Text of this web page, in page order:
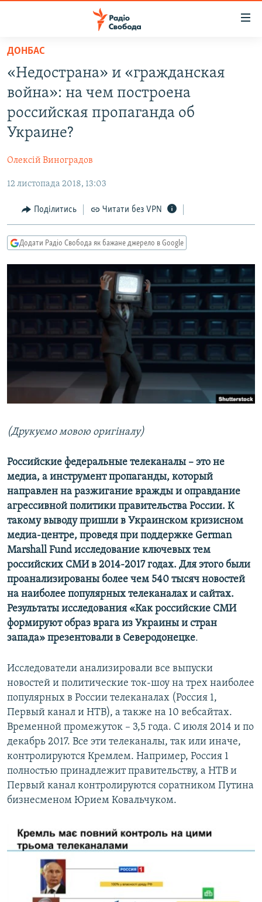
Перейти
основного
матеріалу
до
основної
Перейти
до
ВСЕ ЗА ДОБУ
КУЛЬТУРА
СПОРТ
СВІТ
ВІЙНА
ДОНБАС.РЕАЛІЇ
КРИМ.РЕАЛІЇ
ТИ ЯК?
КИТАЙ.ВИКЛИКИ
СПЕЦПРОЄКТИ
ПОДКАСТИ
РУС
УКР
КТАТ
ДОЛУЧАЙСЯ!
Усі сайти RFE/RL
ДОНБАС
«Недострана» и «гражданская
война»: на чем построена
российская пропаганда об
Украине?
Олексій Виноградов
12 листопада 2018, 13:03
Поділитись Читати без VPN
Додати Радіо Свобода як бажане джерело в Google
(Друкуємо мовою оригіналу)
Российские федеральные телеканалы – это не
медиа, а инструмент пропаганды, который
направлен на разжигание вражды и оправдание
агрессивной политики правительства России. К
такому выводу пришли в Украинском кризисном
медиа-центре, проведя при поддержке German
Marshall Fund исследование ключевых тем
российских СМИ в 2014-2017 годах. Для этого были
проанализированы более чем 540 тысяч новостей
на наиболее популярных телеканалах и сайтах.
Результаты исследования «Как российские СМИ
формируют образ врага из Украины и стран
запада» презентовали в Северодонецке.
Исследователи анализировали все выпуски
новостей и политические ток-шоу на трех наиболее
популярных в России телеканалах (Россия 1,
Первый канал и НТВ), а также на 10 вебсайтах.
Временной промежуток – 3,5 года. С июля 2014 и по
декабрь 2017. Все эти телеканалы, так или иначе,
контролируются Кремлем. Например, Россия 1
полностью принадлежит правительству, а НТВ и
Первый канал контролируются соратником Путина
бизнесменом Юрием Ковальчуком.